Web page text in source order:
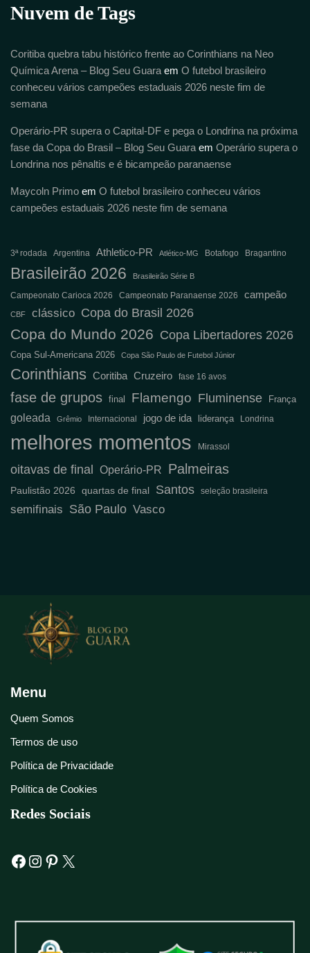
Nuvem de Tags
Coritiba quebra tabu histórico frente ao Corinthians na Neo
Química Arena – Blog Seu Guara em O futebol brasileiro
conheceu vários campeões estaduais 2026 neste fim de
semana
Operário-PR supera o Capital-DF e pega o Londrina na próxima
fase da Copa do Brasil – Blog Seu Guara em Operário supera o
Londrina nos pênaltis e é bicampeão paranaense
Maycoln Primo em O futebol brasileiro conheceu vários
campeões estaduais 2026 neste fim de semana
3ª rodada Argentina Athletico-PR Atlético-MG Botafogo Bragantino
Brasileirão 2026 Brasileirão Série B
Campeonato Carioca 2026 Campeonato Paranaense 2026 campeão
CBF clássico Copa do Brasil 2026
Copa do Mundo 2026 Copa Libertadores 2026
Copa Sul-Americana 2026 Copa São Paulo de Futebol Júnior
Corinthians Coritiba Cruzeiro fase 16 avos
fase de grupos final Flamengo Fluminense França
goleada Grêmio Internacional jogo de ida liderança Londrina
melhores momentos Mirassol
oitavas de final Operário-PR Palmeiras
Paulistão 2026 quartas de final Santos seleção brasileira
semifinais São Paulo Vasco
Menu
Quem Somos
Termos de uso
Política de Privacidade
Política de Cookies
Redes Sociais